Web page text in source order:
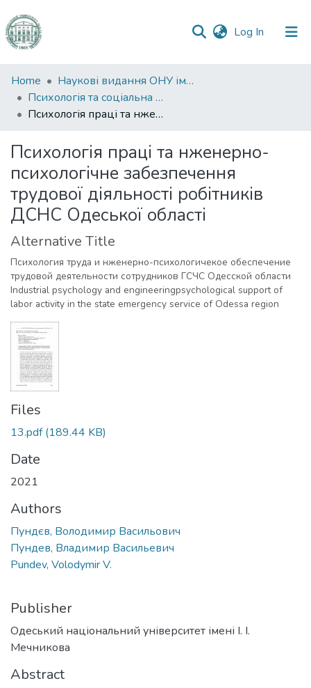
Log In (current)
Communities
&
Collections
Statistics
Home
Наукові видання ОНУ імені І. І. Мечникова
Психологія та соціальна робота
Психологія праці та нженерно-психологічне забезпечення трудової діяльності робітників ДСНС Одеської області
Психологія праці та нженерно-
психологічне забезпечення
трудової діяльності робітників
ДСНС Одеської області
Alternative Title
Психология труда и нженерно-психологичекое обеспечение
трудовой деятельности сотрудников ГСЧС Одесской области
Industrial psychology and engineeringpsychological support of
labor activity in the state emergency service of Odessa region
Files
13.pdf(189.44 KB)
Date
2021
Authors
Пундєв, Володимир Васильович
Пундев, Владимир Васильевич
Pundev, Volodymir V.
Publisher
Одеський національний університет імені І. І.
Мечникова
Abstract